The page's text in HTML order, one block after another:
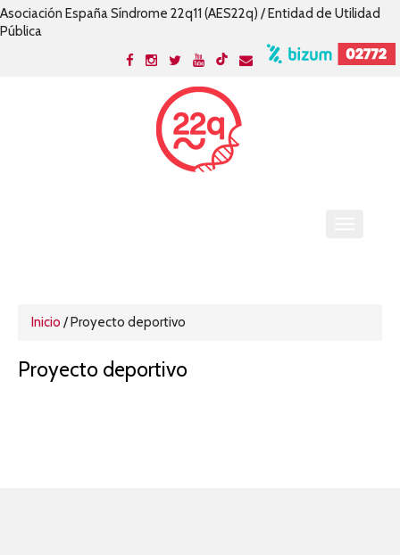
Asociación España Síndrome 22q11 (AES22q) / Entidad de Utilidad
Pública
Inicio /Proyecto deportivo
Proyecto deportivo